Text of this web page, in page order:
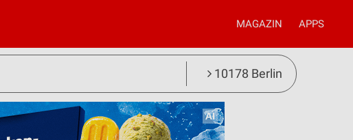
MAGAZIN APPS
10178 Berlin